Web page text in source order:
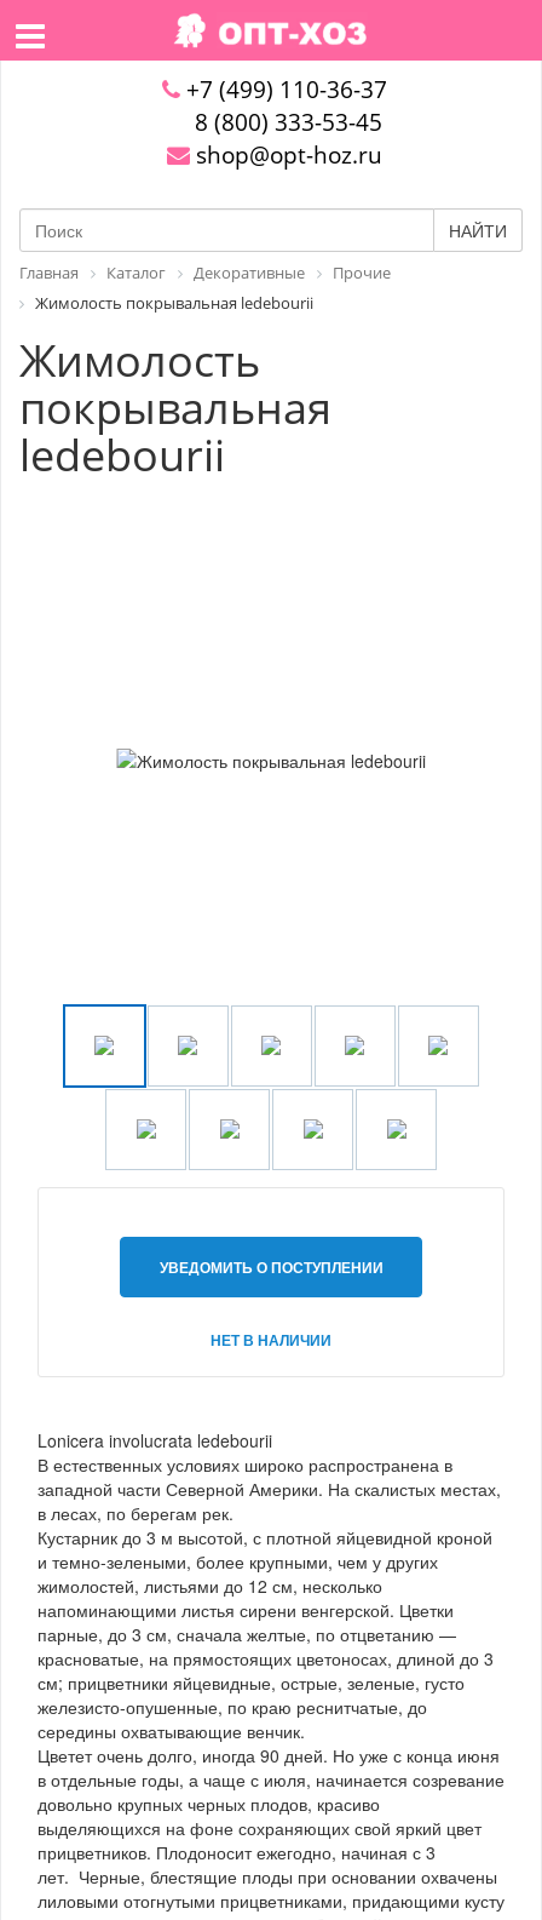
+7 (499) 110-36-37
8 (800) 333-53-45
shop@opt-hoz.ru
НАЙТИ
Главная Каталог Декоративные
Прочие
Жимолость покрывальная ledebourii
Жимолость
покрывальная
ledebourii
УВЕДОМИТЬ О ПОСТУПЛЕНИИ
НЕТ В НАЛИЧИИ
Lonicera involucrata ledebourii
В естественных условиях широко распространена в
западной части Северной Америки. На скалистых местах,
в лесах, по берегам рек.
Кустарник до 3 м высотой, с плотной яйцевидной кроной
и темно-зелеными, более крупными, чем у других
жимолостей, листьями до 12 см, несколько
напоминающими листья сирени венгерской. Цветки
парные, до 3 см, сначала желтые, по отцветанию —
красноватые, на прямостоящих цветоносах, длиной до 3
см; прицветники яйцевидные, острые, зеленые, густо
железисто-опушенные, по краю реснитчатые, до
середины охватывающие венчик.
Цветет очень долго, иногда 90 дней. Но уже с конца июня
в отдельные годы, а чаще с июля, начинается созревание
довольно крупных черных плодов, красиво
выделяющихся на фоне сохраняющих свой яркий цвет
прицветников. Плодоносит ежегодно, начиная с 3
лет. Черные, блестящие плоды при основании охвачены
лиловыми отогнутыми прицветниками, придающими кусту